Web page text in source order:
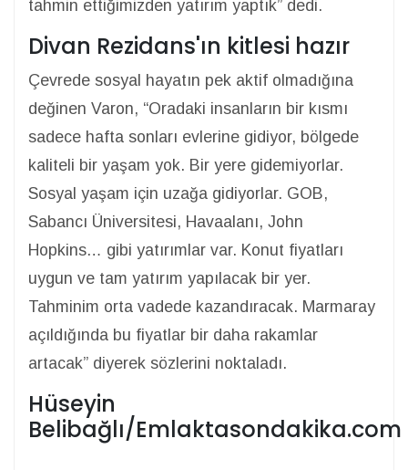
tahmin ettiğimizden yatırım yaptık” dedi.
Divan Rezidans'ın kitlesi hazır
Çevrede sosyal hayatın pek aktif olmadığına
değinen Varon, “Oradaki insanların bir kısmı
sadece hafta sonları evlerine gidiyor, bölgede
kaliteli bir yaşam yok. Bir yere gidemiyorlar.
Sosyal yaşam için uzağa gidiyorlar. GOB,
Sabancı Üniversitesi, Havaalanı, John
Hopkins… gibi yatırımlar var. Konut fiyatları
uygun ve tam yatırım yapılacak bir yer.
Tahminim orta vadede kazandıracak. Marmaray
açıldığında bu fiyatlar bir daha rakamlar
artacak” diyerek sözlerini noktaladı.
Hüseyin
Belibağlı/Emlaktasondakika.com